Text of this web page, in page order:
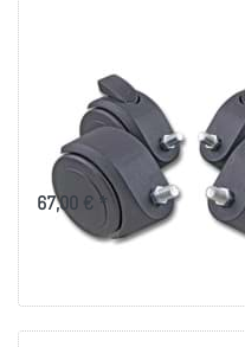
Rollen für 19 Zoll
Rahmen Duplex
Rollen für 19 Zoll Rahmen und
Laborgestell
67,00 € *